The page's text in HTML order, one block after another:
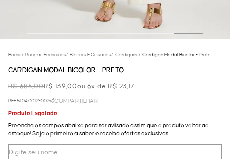
Home/ Roupas Femininas/ Blazers E Casacos/ Cardigans/ Cardigan Modal Bicolor - Preto
CARDIGAN MODAL BICOLOR - PRETO
R$ 685,00R$ 139,00ou 6x de R$ 23,17
REF.51.04.0012-002
COMPARTILHAR
Produto Esgotado
Preencha os campos abaixo para ser avisado assim que o produto voltar ao
estoque! Seja o primeiro a saber e receba ofertas exclusivas.